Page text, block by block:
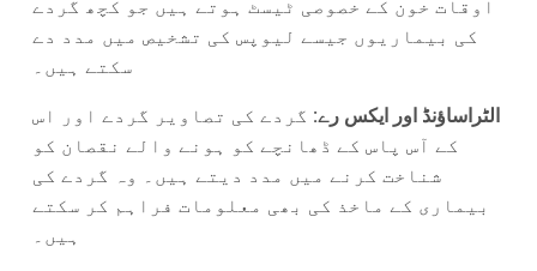
اوقات خون کے خصوصی ٹیسٹ ہوتے ہیں جو کچھ گردے
کی بیماریوں جیسے لیوپس کی تشخیص میں مدد دے
سکتے ہیں۔
الٹراساؤنڈ اور ایکس رے: گردے کی تصاویر گردے اور اس
کے آس پاس کے ڈھانچے کو ہونے والے نقصان کو
شناخت کرنے میں مدد دیتے ہیں۔ وہ گردے کی
بیماری کے ماخذ کی بھی معلومات فراہم کر سکتے
ہیں۔